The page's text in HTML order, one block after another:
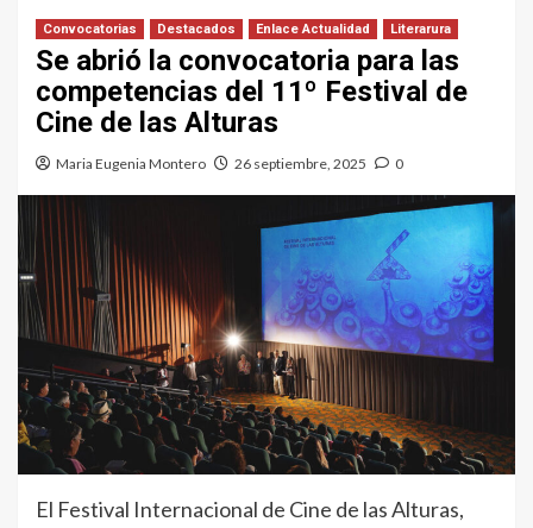
Convocatorias Destacados Enlace Actualidad Literarura
Se abrió la convocatoria para las
competencias del 11º Festival de
Cine de las Alturas
Maria Eugenia Montero 26 septiembre, 2025 0
El Festival Internacional de Cine de las Alturas,